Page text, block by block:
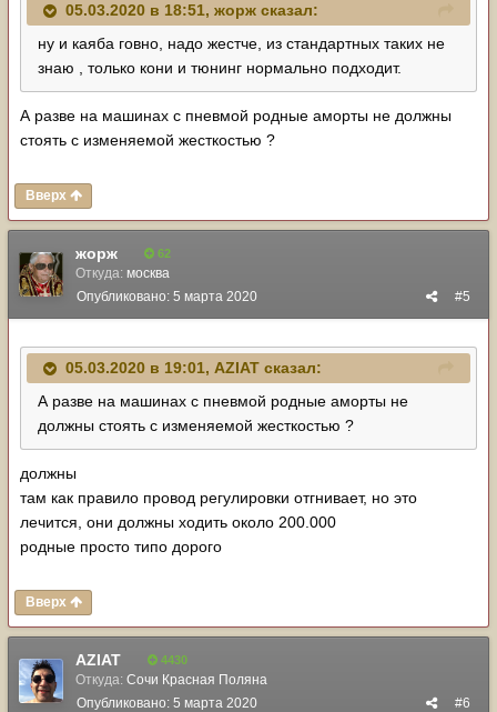
05.03.2020 в 18:51, жорж сказал:
ну и каяба говно, надо жестче, из стандартных таких не
знаю , только кони и тюнинг нормально подходит.
А разве на машинах с пневмой родные аморты не должны
стоять с изменяемой жесткостью ?
Вверх
жорж 62
Откуда: москва
#5
Опубликовано: 5 марта 2020
05.03.2020 в 19:01, AZIAT сказал:
А разве на машинах с пневмой родные аморты не
должны стоять с изменяемой жесткостью ?
должны
там как правило провод регулировки отгнивает, но это
лечится, они должны ходить около 200.000
родные просто типо дорого
Вверх
AZIAT 4430
Откуда: Сочи Красная Поляна
#6
Опубликовано: 5 марта 2020